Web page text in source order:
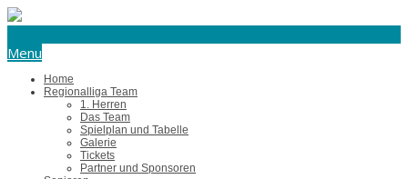
Menu
Home
Regionalliga Team
1. Herren
Das Team
Spielplan und Tabelle
Galerie
Tickets
Partner und Sponsoren